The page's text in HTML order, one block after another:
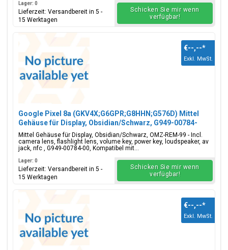
Lager: 0
Lieferzeit: Versandbereit in 5 -
15 Werktagen
Schicken Sie mir wenn
verfügbar!
Google Pixel 8a (GKV4X;G6GPR;G8HHN;G576D) Mittel
Gehäuse für Display, Obsidian/Schwarz, G949-00784-
00
Mittel Gehäuse für Display, Obsidian/Schwarz, OMZ-REM-99 - Incl.
camera lens, flashlight lens, volume key, power key, loudspeaker, av
jack, nfc , G949-00784-00, Kompatibel mit...
€--,--*
Exkl. MwSt.
Lager: 0
Lieferzeit: Versandbereit in 5 -
15 Werktagen
Schicken Sie mir wenn
verfügbar!
€--,--*
Exkl. MwSt.